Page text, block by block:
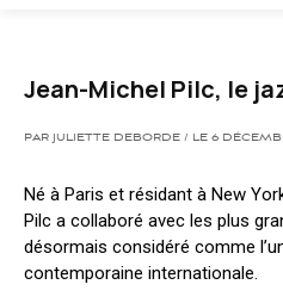
Jean-Michel Pilc, le
PAR JULIETTE DEBORDE / LE 6
Né à Paris et résidant à New
Pilc a collaboré avec les plus
désormais considéré comme
contemporaine internationale.